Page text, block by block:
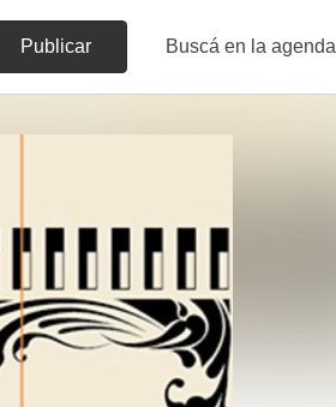
Publicar Buscá en la agenda